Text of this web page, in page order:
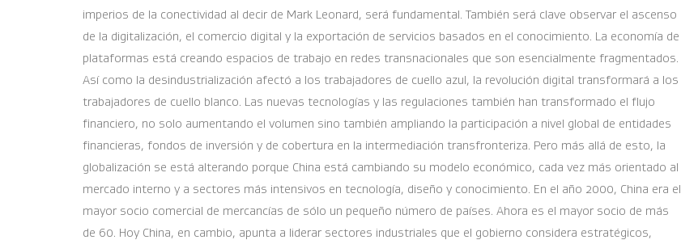
imperios de la conectividad al decir de Mark Leonard, será fundamental. También será clave observar el ascenso
de la digitalización, el comercio digital y la exportación de servicios basados en el conocimiento. La economía de
plataformas está creando espacios de trabajo en redes transnacionales que son esencialmente fragmentados.
Así como la desindustrialización afectó a los trabajadores de cuello azul, la revolución digital transformará a los
trabajadores de cuello blanco. Las nuevas tecnologías y las regulaciones también han transformado el flujo
financiero, no solo aumentando el volumen sino también ampliando la participación a nivel global de entidades
financieras, fondos de inversión y de cobertura en la intermediación transfronteriza. Pero más allá de esto, la
globalización se está alterando porque China está cambiando su modelo económico, cada vez más orientado al
mercado interno y a sectores más intensivos en tecnología, diseño y conocimiento. En el año 2000, China era el
mayor socio comercial de mercancías de sólo un pequeño número de países. Ahora es el mayor socio de más
de 60. Hoy China, en cambio, apunta a liderar sectores industriales que el gobierno considera estratégicos,